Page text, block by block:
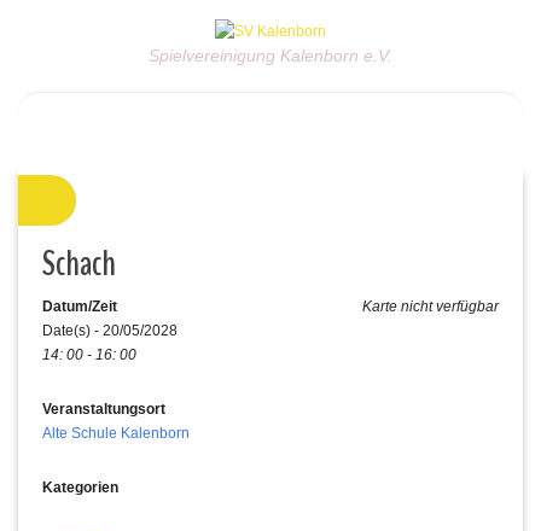
Spielvereinigung Kalenborn e.V.
Schach
Karte nicht verfügbar
Datum/Zeit
Date(s) - 20/05/2028
14: 00 - 16: 00
Veranstaltungsort
Alte Schule Kalenborn
Kategorien